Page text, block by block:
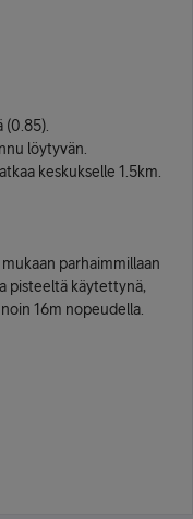
(0.85).
löytyvän.
keskukselle 1.5km.
parhaimmillaan
pisteeltä käytettynä,
16m nopeudella.